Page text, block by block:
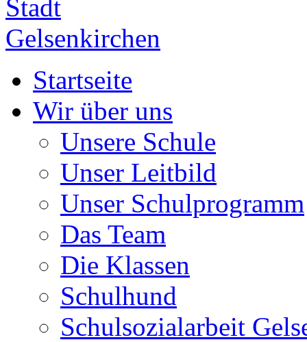
Startseite
Wir über uns
Unsere Schule
Unser Leitbild
Unser Schulprogramm
Das Team
Die Klassen
Schulhund
Schulsozialarbeit